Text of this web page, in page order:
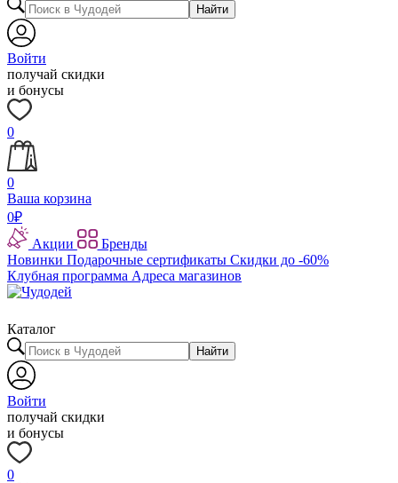
Найти
Войти
получай скидки
и бонусы
0
0
Ваша корзина
0₽
Акции
Бренды
Новинки Подарочные сертификаты Скидки до -60%
Клубная программа Адреса магазинов
Каталог
Найти
Войти
получай скидки
и бонусы
0